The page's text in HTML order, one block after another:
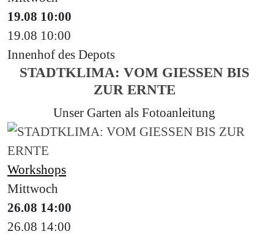
19.08 10:00
19.08 10:00
Innenhof des Depots
STADTKLIMA: VOM GIESSEN BIS
ZUR ERNTE
Unser Garten als Fotoanleitung
Workshops
Mittwoch
26.08 14:00
26.08 14:00